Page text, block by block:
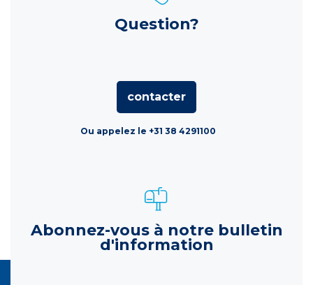
Question?
contacter
Ou appelez le +31 38 4291100
Abonnez-vous à notre bulletin
d'information